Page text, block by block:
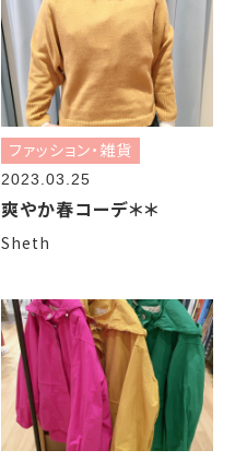
ファッション・雑貨
2023.03.25
爽やか春コーデ＊＊
Sheth